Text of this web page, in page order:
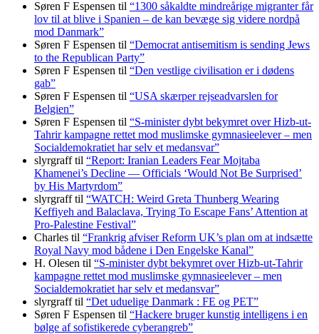
Søren F Espensen til “1300 såkaldte mindreårige migranter får
lov til at blive i Spanien – de kan bevæge sig videre nordpå
mod Danmark”
Søren F Espensen til “Democrat antisemitism is sending Jews
to the Republican Party”
Søren F Espensen til “Den vestlige civilisation er i dødens
gab”
Søren F Espensen til “USA skærper rejseadvarslen for
Belgien”
Søren F Espensen til “S-minister dybt bekymret over Hizb-ut-
Tahrir kampagne rettet mod muslimske gymnasieelever – men
Socialdemokratiet har selv et medansvar”
slyrgrafftil “Report: Iranian Leaders Fear Mojtaba
Khamenei’s Decline — Officials ‘Would Not Be Surprised’
by His Martyrdom”
slyrgrafftil “WATCH: Weird Greta Thunberg Wearing
Keffiyeh and Balaclava, Trying To Escape Fans’ Attention at
Pro-Palestine Festival”
Charles til “Frankrig afviser Reform UK’s plan om at indsætte
Royal Navy mod bådene i Den Engelske Kanal”
H. Olesen til “S-minister dybt bekymret over Hizb-ut-Tahrir
kampagne rettet mod muslimske gymnasieelever – men
Socialdemokratiet har selv et medansvar”
slyrgrafftil “Det uduelige Danmark : FE og PET”
Søren F Espensen til “Hackere bruger kunstig intelligens i en
bølge af sofistikerede cyberangreb”